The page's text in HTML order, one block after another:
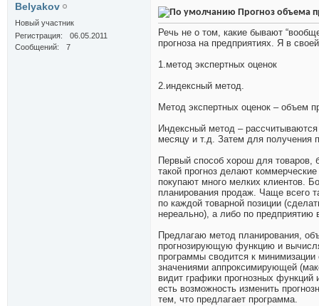
Belyakov
Новый участник
Регистрация
06.05.2011
Сообщений
7
Прогноз объема
Речь не о том, какие бывают
прогноза на предприятиях. Я в
1.метод экспертных оценок
2.индексный метод.
Метод экспертных оценок – объем
Индексный метод –
месяцу и т.д. Затем для получения
Первый способ хорош для товаров,
такой прогноз делают
покупают много мелких клиентов.
планирования продаж. Чаще всего
по каждой товарной позиции
нереально), а либо по
Предлагаю метод планирования,
прогнозирующую функцию и
программы сводится к
значениями аппроксимирующей
видит графики прогнозных
есть возможность изменить
тем, что предлагает программа.